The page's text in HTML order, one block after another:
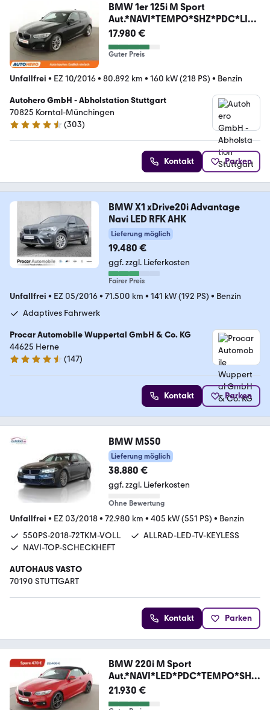
BMW 1er 125i M Sport
Aut.*NAVI*TEMPO*SHZ*PDC*LIM
*
17.980 €
Guter Preis
Unfallfrei • EZ 10/2016• 80.892 km • 160 kW (218 PS) • Benzin
Autohero GmbH - Abholstation Stuttgart
70825 Korntal-Münchingen
4.4 Sterne
(303)
Kontakt Parken
BMW X1 xDrive20i Advantage
Navi LED RFK AHK
Lieferung möglich
19.480 €
ggf. zzgl. Lieferkosten
Fairer Preis
Unfallfrei • EZ 05/2016• 71.500 km • 141 kW (192 PS) • Benzin
Adaptives Fahrwerk
Procar Automobile Wuppertal GmbH & Co. KG
44625 Herne
4.4 Sterne
(147)
Kontakt Parken
BMW M550
Lieferung möglich
38.880 €
ggf. zzgl. Lieferkosten
Ohne Bewertung
Unfallfrei • EZ 03/2018• 72.980 km • 405 kW (551 PS) • Benzin
550PS-2018-72TKM-VOLL
ALLRAD-LED-TV-KEYLESS
NAVI-TOP-SCHECKHEFT
AUTOHAUS VASTO
70190 STUTTGART
Kontakt Parken
BMW 220i M Sport
Aut.*NAVI*LED*PDC*TEMPO*SHZ
*ALU*
21.930 €